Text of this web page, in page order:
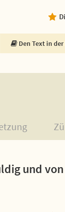
Den Text in
und